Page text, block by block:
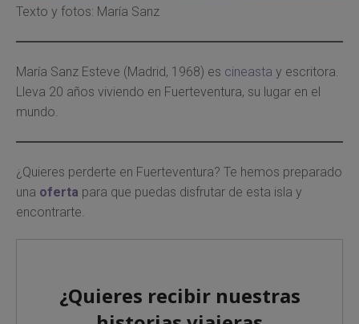
Texto y fotos: María Sanz
María Sanz Esteve (Madrid, 1968) es cineasta y escritora.
Lleva 20 años viviendo en Fuerteventura, su lugar en el
mundo.
¿Quieres perderte en Fuerteventura? Te hemos preparado
una oferta para que puedas disfrutar de esta isla y
encontrarte.